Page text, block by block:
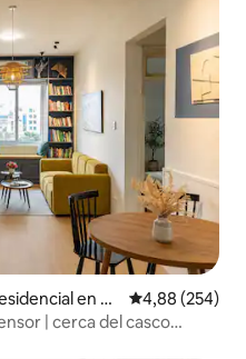
en H
Calificación
4,88 (254)
| cerca del casco